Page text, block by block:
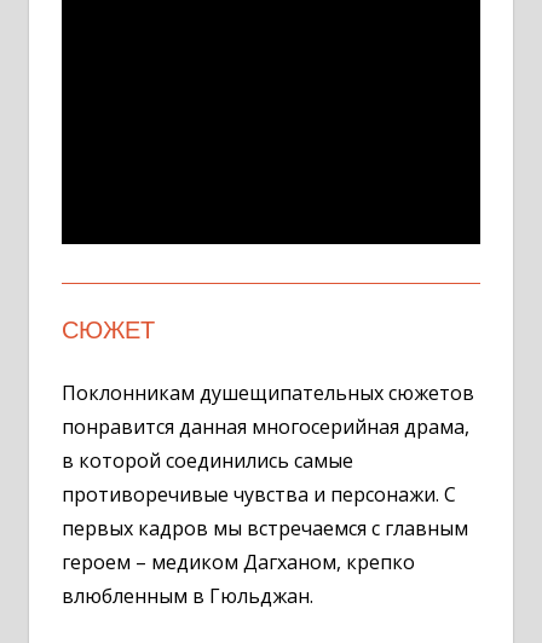
СЮЖЕТ
Поклонникам душещипательных сюжетов
понравится данная многосерийная драма,
в которой соединились самые
противоречивые чувства и персонажи. С
первых кадров мы встречаемся с главным
героем – медиком Дагханом, крепко
влюбленным в Гюльджан.